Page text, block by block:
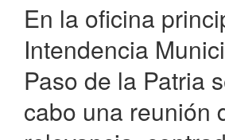
Patria
En la oficina
Intendencia
Paso de la Patria
cabo una reunión